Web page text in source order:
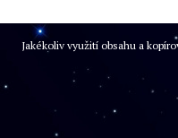
Jakékoliv využití obsahu a